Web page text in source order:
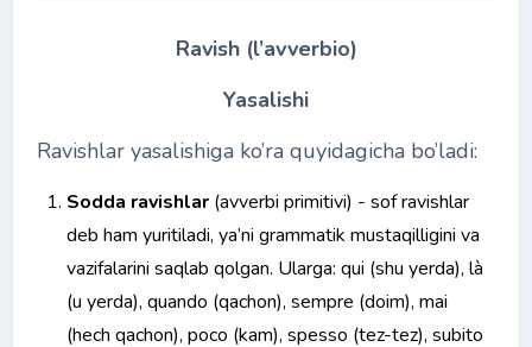
Ravish (l’avverbio)
Yasalishi
Ravishlar yasalishiga ko’ra quyidagicha bo’ladi:
Sodda ravishlar (avverbi primitivi) - sof ravishlar
deb ham yuritiladi, ya’ni grammatik mustaqilligini va
vazifalarini saqlab qolgan. Ularga: qui (shu yerda), là
(u yerda), quando (qachon), sempre (doim), mai
(hech qachon), poco (kam), spesso (tez-tez), subito